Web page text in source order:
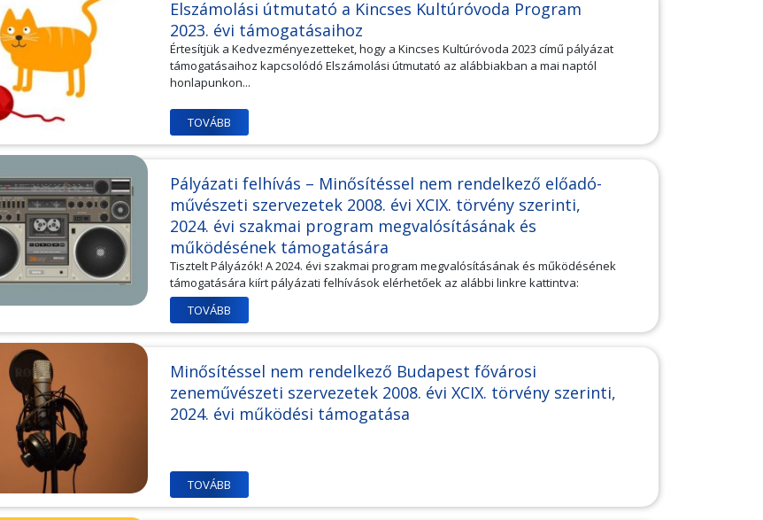
Elszámolási útmutató a Kincses Kultúróvoda Program
2023. évi támogatásaihoz
Értesítjük a Kedvezményezetteket, hogy a Kincses Kultúróvoda 2023 című pályázat
támogatásaihoz kapcsolódó Elszámolási útmutató az alábbiakban a mai naptól
honlapunkon...
TOVÁBB
Pályázati felhívás – Minősítéssel nem rendelkező előadó-
művészeti szervezetek 2008. évi XCIX. törvény szerinti,
2024. évi szakmai program megvalósításának és
működésének támogatására
Tisztelt Pályázók! A 2024. évi szakmai program megvalósításának és működésének
támogatására kiírt pályázati felhívások elérhetőek az alábbi linkre kattintva:
TOVÁBB
Minősítéssel nem rendelkező Budapest fővárosi
zeneművészeti szervezetek 2008. évi XCIX. törvény szerinti,
2024. évi működési támogatása
TOVÁBB